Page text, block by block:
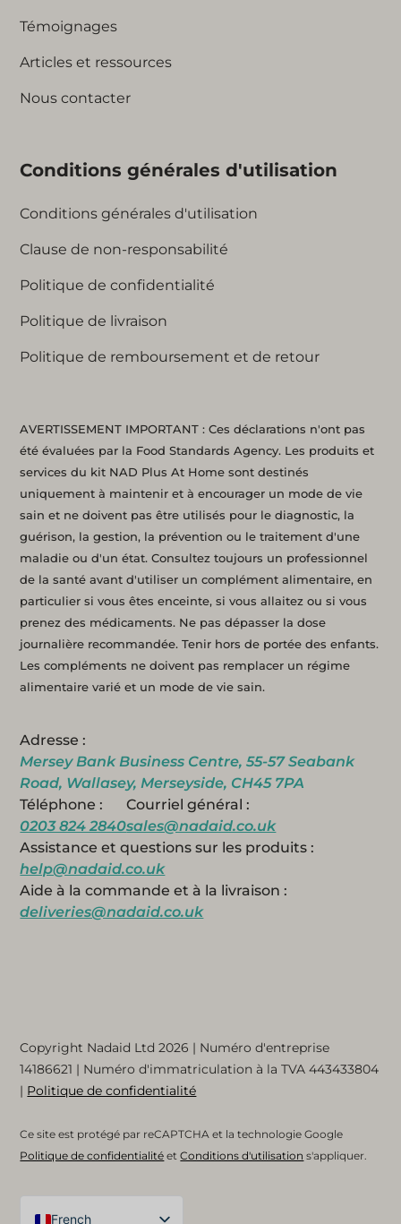
AVERTISSEMENT IMPORTANT : Ces déclarations n'ont pas
été évaluées par la Food Standards Agency. Les produits et
services du kit NAD Plus At Home sont destinés
uniquement à maintenir et à encourager un mode de vie
sain et ne doivent pas être utilisés pour le diagnostic, la
guérison, la gestion, la prévention ou le traitement d'une
maladie ou d'un état. Consultez toujours un professionnel
de la santé avant d'utiliser un complément alimentaire, en
particulier si vous êtes enceinte, si vous allaitez ou si vous
prenez des médicaments. Ne pas dépasser la dose
journalière recommandée. Tenir hors de portée des enfants.
Les compléments ne doivent pas remplacer un régime
alimentaire varié et un mode de vie sain.
Adresse :
Mersey Bank Business Centre, 55-57 Seabank
Road, Wallasey, Merseyside, CH45 7PA
Téléphone :
0203 824 2840
Courriel général :
sales@nadaid.co.uk
Assistance et questions sur les produits :
help@nadaid.co.uk
Aide à la commande et à la livraison :
deliveries@nadaid.co.uk
Témoignages
Articles et ressources
Nous contacter
Conditions générales d'utilisation
Conditions générales d'utilisation
Clause de non-responsabilité
Politique de confidentialité
Politique de livraison
Politique de remboursement et de retour
Copyright Nadaid Ltd 2026 | Numéro d'entreprise
14186621 | Numéro d'immatriculation à la TVA443433804
| Politique de confidentialité
Ce site est protégé par reCAPTCHA et la technologie Google
Politique de confidentialité etConditions d'utilisation s'appliquer.
French